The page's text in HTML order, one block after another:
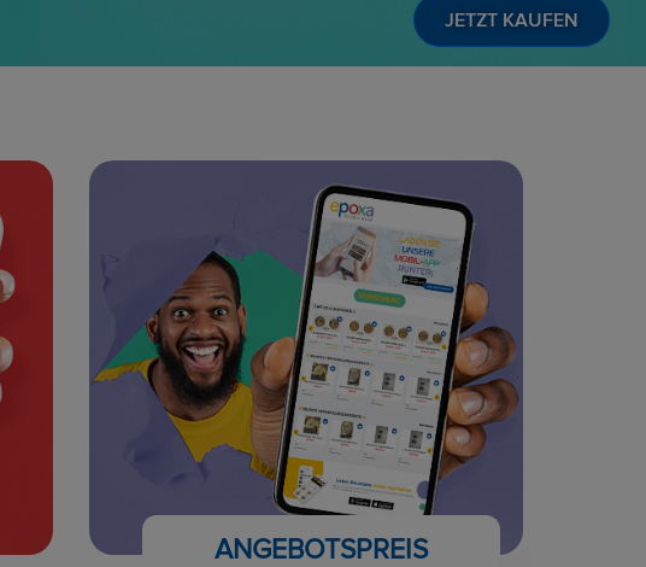
MEHR INFO
ANGEBOTSPREIS